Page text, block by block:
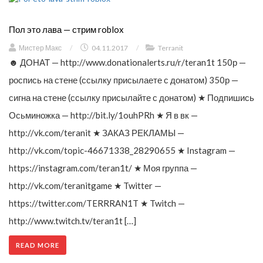
Пол это лава — стрим roblox
Мистер Макс / 04.11.2017 / Terranit
☻ ДОНАТ — http://www.donationalerts.ru/r/teran1t 150р —
роспись на стене (ссылку присылаете с донатом) 350р —
сигна на стене (ссылку присылайте с донатом) ★ Подпишись
Осьминожка — http://bit.ly/1ouhPRh ★ Я в вк —
http://vk.com/teranit ★ ЗАКАЗ РЕКЛАМЫ —
http://vk.com/topic-46671338_28290655 ★ Instagram —
https://instagram.com/teran1t/ ★ Моя группа —
http://vk.com/teranitgame ★ Twitter —
https://twitter.com/TERRRAN1T ★ Twitch —
http://www.twitch.tv/teran1t […]
READ MORE